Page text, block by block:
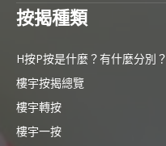
按揭種類
H按P按是什麼？有什麼分別？
樓宇按揭總覽
樓宇轉按
樓宇一按